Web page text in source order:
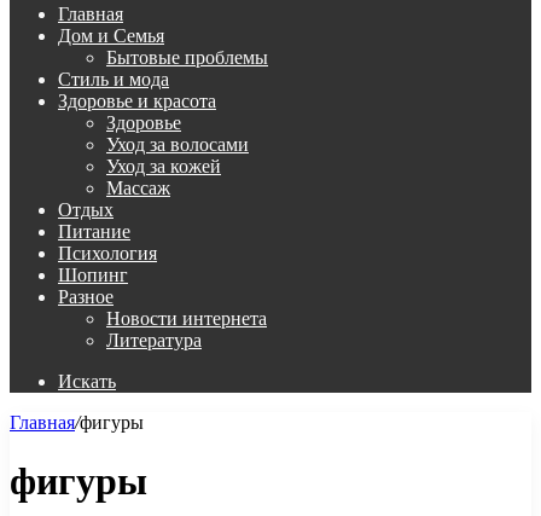
Главная
Дом и Семья
Бытовые проблемы
Стиль и мода
Здоровье и красота
Здоровье
Уход за волосами
Уход за кожей
Массаж
Отдых
Питание
Психология
Шопинг
Разное
Новости интернета
Литература
Искать
Главная/фигуры
фигуры